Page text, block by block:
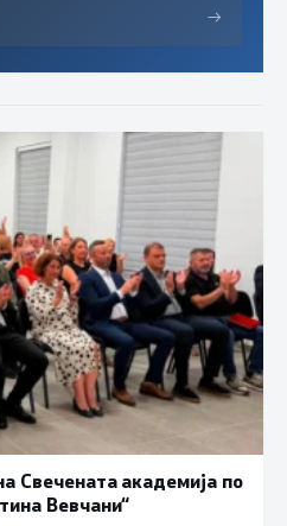
→
Свечената академија по
Вевчани“